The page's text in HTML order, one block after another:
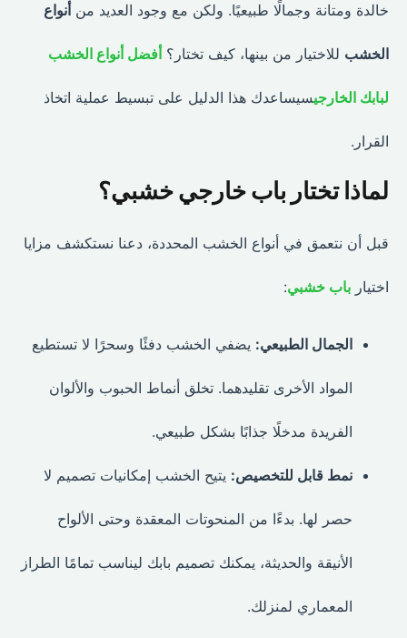
خالدة ومتانة وجمالًا طبيعيًا. ولكن مع وجود العديد منأنواع
الخشبللاختيار من بينها، كيف تختار؟ أفضل أنواع الخشب
لبابك الخارجيسيساعدك هذا الدليل على تبسيط عملية اتخاذ
القرار.
لماذا تختار باب خارجي خشبي؟
قبل أن نتعمق في أنواع الخشب المحددة، دعنا نستكشف مزايا
اختيارباب خشبي:
الجمال الطبيعي: يضفي الخشب دفئًا وسحرًا لا تستطيع
المواد الأخرى تقليدهما. تخلق أنماط الحبوب والألوان
الفريدة مدخلًا جذابًا بشكل طبيعي.
نمط قابل للتخصيص: يتيح الخشب إمكانيات تصميم لا
حصر لها. بدءًا من المنحوتات المعقدة وحتى الألواح
الأنيقة والحديثة، يمكنك تصميم بابك ليناسب تمامًا الطراز
المعماري لمنزلك.